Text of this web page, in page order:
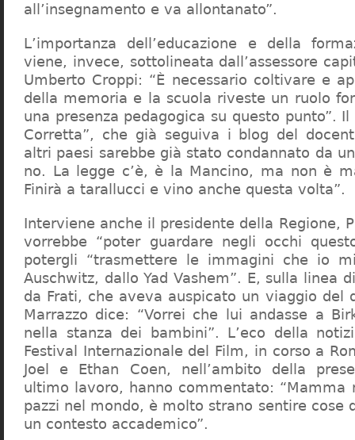
all’insegnamento e va allontanato”.
L’importanza dell’educazione e della
viene, invece, sottolineata dall’assessore
Umberto Croppi: “È necessario coltivare e
della memoria e la scuola riveste un ruolo
una presenza pedagogica su questo punto”.
Corretta”, che già seguiva i blog del
altri paesi sarebbe già stato condannato da
no. La legge c’è, è la Mancino, ma non è
Finirà a tarallucci e vino anche questa volta”.
Interviene anche il presidente della Regione,
vorrebbe “poter guardare negli occhi
potergli “trasmettere le immagini che io
Auschwitz, dallo Yad Vashem”. E, sulla linea
da Frati, che aveva auspicato un viaggio del
Marrazzo dice: “Vorrei che lui andasse a
nella stanza dei bambini”. L’eco della
Festival Internazionale del Film, in corso a
Joel e Ethan Coen, nell’ambito della
ultimo lavoro, hanno commentato: “Mamma
pazzi nel mondo, è molto strano sentire cose
un contesto accademico”.